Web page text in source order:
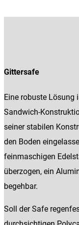
Gittersafe
Eine robuste Lösung
Sandwich-
seiner stabilen
den Boden
feinmaschigen
überzogen, ein
begehbar.
Soll der Safe